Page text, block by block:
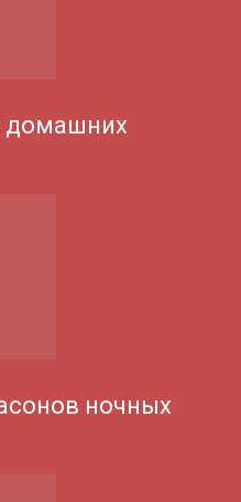
домашних
ночных